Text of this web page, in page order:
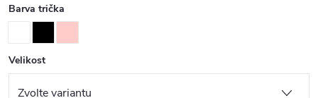
Barva trička
Velikost